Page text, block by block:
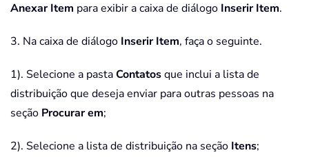
Anexar Item para exibir a caixa de diálogo Inserir Item.
3. Na caixa de diálogo Inserir Item, faça o seguinte.
1). Selecione a pastaContatosque inclui a lista de
distribuição que deseja enviar para outras pessoas na
seção Procurar em;
2). Selecione a lista de distribuição na seção Itens;